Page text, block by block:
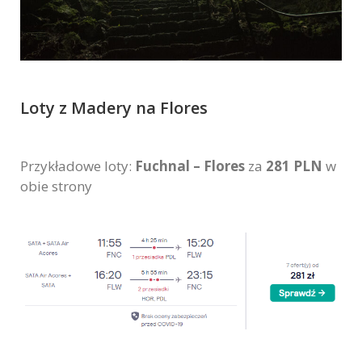
Loty z Madery na Flores
Przykładowe loty: Fuchnal – Flores za 281 PLN w
obie strony